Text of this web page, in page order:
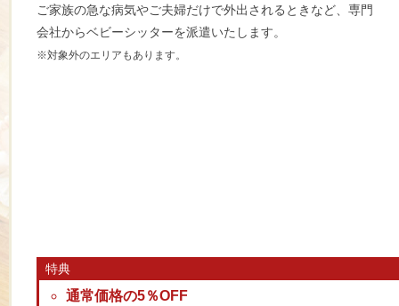
ご家族の急な病気やご夫婦だけで外出されるときなど、専門
会社からベビーシッターを派遣いたします。
※対象外のエリアもあります。
特典
通常価格の5％OFF